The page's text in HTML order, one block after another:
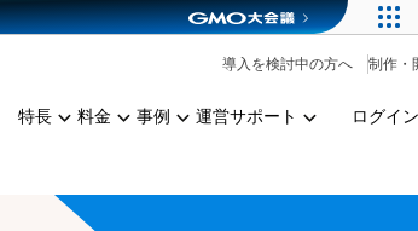
特長 料金 事例 運営サポート ログイン
導入を検討中の方へ 制作・
販売 アプリス
シミュレーション
ュニティイベントCarty
チャンネル